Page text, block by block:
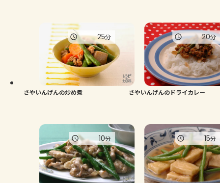
さやいんげんの炒め煮
25分
さやいんげんのドライカレー
20分
10分 15分